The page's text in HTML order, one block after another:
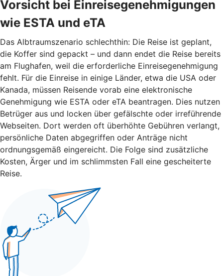
Vorsicht bei Einreisegenehmigungen
wie ESTA und eTA
Das Albtraumszenario schlechthin: Die Reise ist geplant,
die Koffer sind gepackt – und dann endet die Reise bereits
am Flughafen, weil die erforderliche Einreisegenehmigung
fehlt. Für die Einreise in einige Länder, etwa die USA oder
Kanada, müssen Reisende vorab eine elektronische
Genehmigung wie ESTA oder eTA beantragen. Dies nutzen
Betrüger aus und locken über gefälschte oder irreführende
Webseiten. Dort werden oft überhöhte Gebühren verlangt,
persönliche Daten abgegriffen oder Anträge nicht
ordnungsgemäß eingereicht. Die Folge sind zusätzliche
Kosten, Ärger und im schlimmsten Fall eine gescheiterte
Reise.